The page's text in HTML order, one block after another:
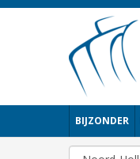
BIJZONDER